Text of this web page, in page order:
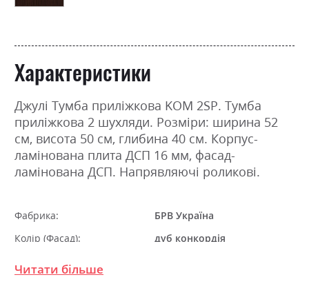
Характеристики
Джулі Тумба приліжкова KOM 2SP. Тумба
приліжкова 2 шухляди. Розміри: ширина 52
см, висота 50 см, глибина 40 см. Корпус-
ламінована плита ДСП 16 мм, фасад-
ламінована ДСП. Напрявляючі роликові.
Фабрика:
БРВ Україна
Колір (Фасад):
дуб конкордія
Читати більше